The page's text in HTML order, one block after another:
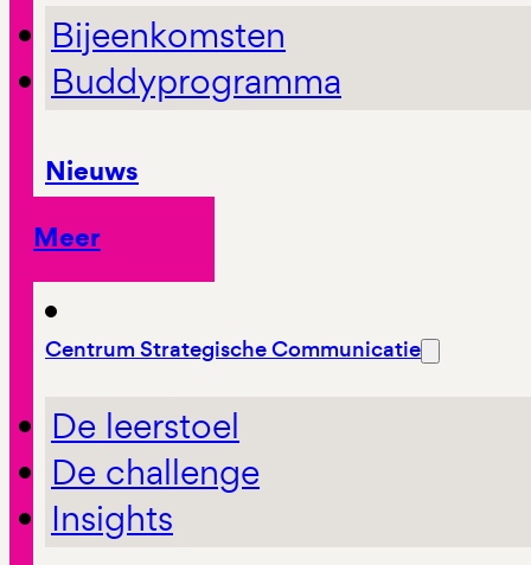
Bijeenkomsten
Buddyprogramma
Nieuws
Meer
Centrum Strategische Communicatie
De leerstoel
De challenge
Insights